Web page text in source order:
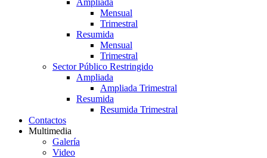
Ampliada
Mensual
Trimestral
Resumida
Mensual
Trimestral
Sector Público Restringido
Ampliada
Ampliada Trimestral
Resumida
Resumida Trimestral
Contactos
Multimedia
Galería
Video